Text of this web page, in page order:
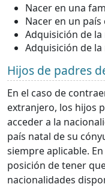
Nacer en una
Nacer en un
Adquisición de
Adquisición de
Hijos de padres
En el caso de
extranjero, los hijos
acceder a la
país natal de su
siempre aplicable.
posición de tener
nacionalidades